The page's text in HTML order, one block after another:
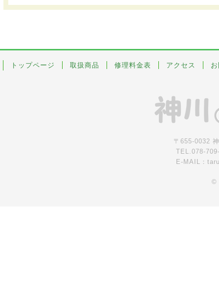
トップページ 取扱商品 修理料金表 アクセス
〒655-0032
TEL.078-
E-MAIL：
©